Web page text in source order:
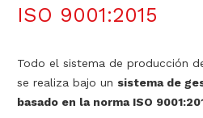
ISO 9001:2015
Todo el sistema de producción
se realiza bajo un sistema de
basado en la norma ISO